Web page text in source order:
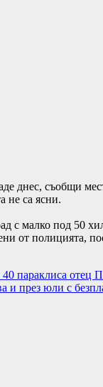
днес, съобщи
не са ясни.
с малко под 50
от полицията,
параклиса отец
и през юли с